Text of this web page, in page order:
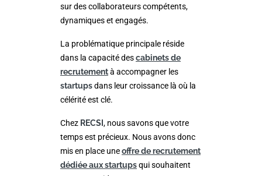
sur des collaborateurs compétents,
dynamiques et engagés.
La problématique principale réside
dans la capacité descabinets de
recrutementà accompagner les
startupsdans leur croissance là où la
célérité est clé.
Chez RECSI , nous savons que votre
temps est précieux. Nous avons donc
mis en place uneoffre de recrutement
dédiée aux startupsqui souhaitent